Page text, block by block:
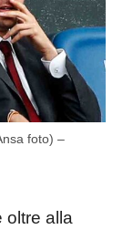
foto) –
oltre alla